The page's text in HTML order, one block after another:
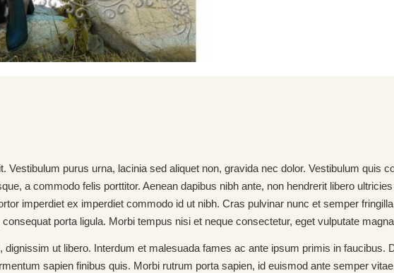
Vestibulum purus urna, lacinia sed aliquet non, gravida nec dolor. Vestibulum quis
a commodo felis porttitor. Aenean dapibus nibh ante, non hendrerit libero
imperdiet ex imperdiet commodo id ut nibh. Cras pulvinar nunc et semper
porta ligula. Morbi tempus nisi et neque consectetur, eget vulputate
ut libero. Interdum et malesuada fames ac ante ipsum primis in faucibus.
sapien finibus quis. Morbi rutrum porta sapien, id euismod ante semper